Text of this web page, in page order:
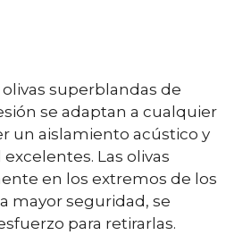
superblandas de
se adaptan a cualquier
un aislamiento acústico y
Las olivas
en los extremos de los
mayor seguridad, se
para retirarlas.